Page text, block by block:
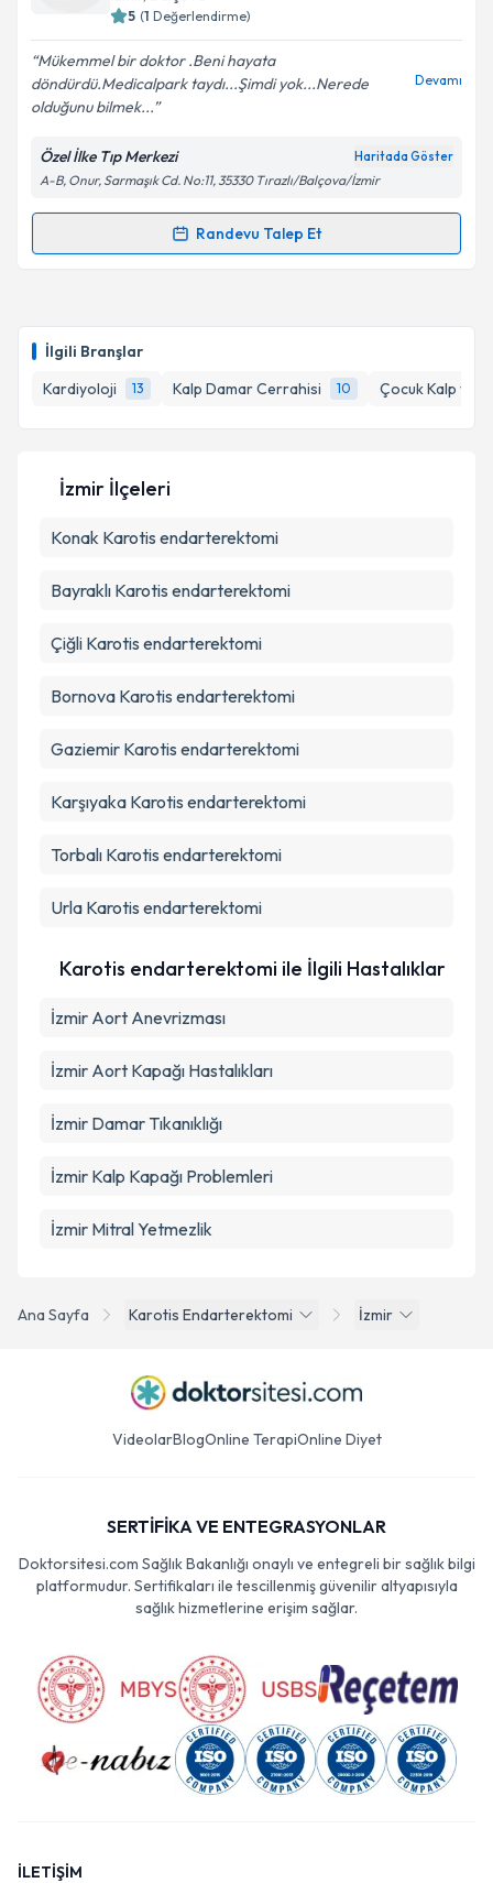
İlgili Branşlar
Kardiyoloji
13 Kalp Damar Cerrahisi 10 Çocuk Kalp ve
Metni'ni okudum ve kişisel verilerimin belirtilen
kapsamda işlenmesini kabul ediyorum.
Takvim Talebini Gönder
5 (1 Değerlendirme)
Mükemmel bir doktor .Beni hayata
döndürdü.Medicalpark taydı...Şimdi yok...Nerede
olduğunu bilmek...
Devamı
Özel İlke Tıp Merkezi Haritada Göster
A-B, Onur, Sarmaşık Cd. No:11, 35330 Tırazlı/Balçova/İzmir
Randevu Talep Et
Randevu Takvimi Talebi
takvim hazırlandığında e-posta ile bilgilendireceğiz.
E-posta Adresiniz
Metni'ni okudum ve kişisel verilerimin belirtilen
Ana Sayfa Karotis Endarterektomi İzmir
İzmir İlçeleri
Konak Karotis endarterektomi
Bayraklı Karotis endarterektomi
Çiğli Karotis endarterektomi
Bornova Karotis endarterektomi
Gaziemir Karotis endarterektomi
Karşıyaka Karotis endarterektomi
Torbalı Karotis endarterektomi
Urla Karotis endarterektomi
Karotis endarterektomi ile İlgili Hastalıklar
İzmir Aort Anevrizması
İzmir Aort Kapağı Hastalıkları
İzmir Damar Tıkanıklığı
İzmir Kalp Kapağı Problemleri
İzmir Mitral Yetmezlik
VideolarBlogOnline TerapiOnline Diyet
SERTİFİKA VE ENTEGRASYONLAR
Doktorsitesi.com Sağlık Bakanlığı onaylı ve entegreli bir sağlık bilgi
platformudur. Sertifikaları ile tescillenmiş güvenilir altyapısıyla
sağlık hizmetlerine erişim sağlar.
İLETİŞİM